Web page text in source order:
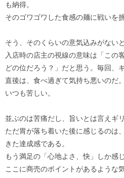
も納得。
そのゴワゴワした食感の麺に戦いを
そう、そのくらいの意気込みがない
入店時の店主の視線の意味は「この
どの位だろう？」だと思う。毎回、
直後は、食べ過ぎて気持ち悪いのだ。
いつも苦しい。
並ぶのは苦痛だし、旨いとは言えギ
ただ胃が落ち着いた後に感じるのは
きた達成感である。
もう満足の「心地よさ、快」しか感
ここに商売のポイントがあるような